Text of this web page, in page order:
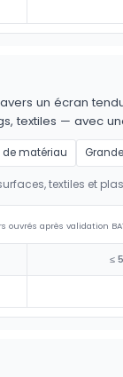
un écran
textiles — avec
de matériau
textiles et
ouvrés après validation
≤